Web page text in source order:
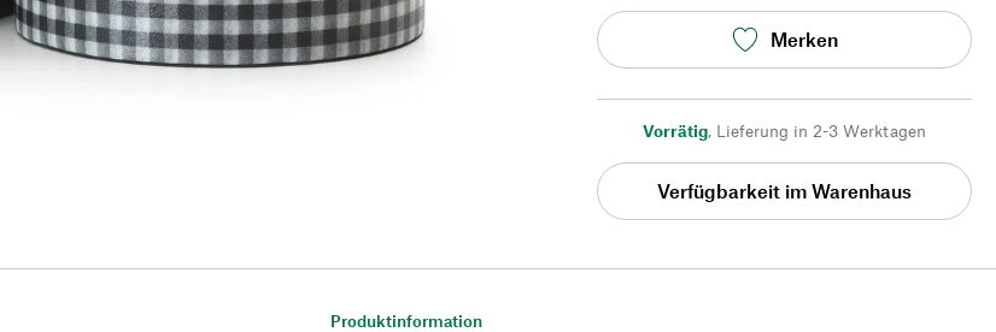
Merken
Vorrätig, Lieferung in 2-3 Werktagen
Verfügbarkeit im Warenhaus
Produktinformation